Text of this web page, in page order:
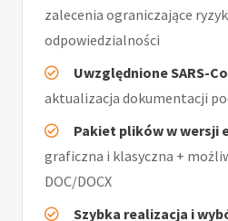
zalecenia ograniczające
odpowiedzialności
Uwzględnione SARS-
aktualizacja dokumentacji
Pakiet plików w wersji
graficzna i klasyczna +
DOC/DOCX
Szybka realizacja i